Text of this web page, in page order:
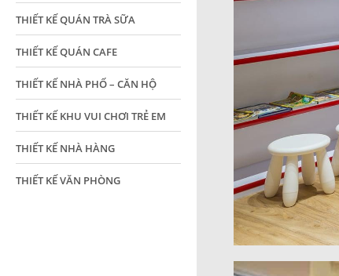
THIẾT KẾ QUÁN TRÀ SỮA
THIẾT KẾ QUÁN CAFE
THIẾT KẾ NHÀ PHỐ – CĂN HỘ
THIẾT KẾ KHU VUI CHƠI TRẺ EM
THIẾT KẾ NHÀ HÀNG
THIẾT KẾ VĂN PHÒNG